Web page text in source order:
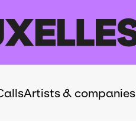
Artists & companies